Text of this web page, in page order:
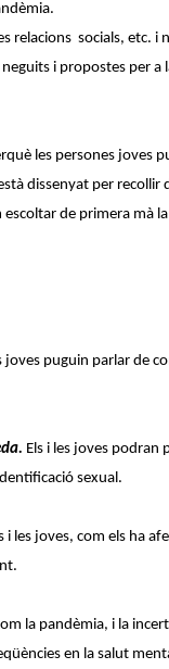
relacions socials, etc. i
i propostes per a
les persones joves
dissenyat per recollir
de primera mà
joves puguin parlar de
Els i les joves podran
sexual.
i les joves, com els ha
la pandèmia, i la
en la salut